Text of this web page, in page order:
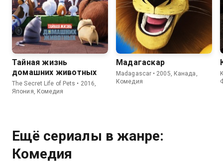
Тайная жизнь
домашних животных
The Secret Life of Pets • 2016,
Япония, Комедия
Мадагаскар
Madagascar • 2005, Канада,
Комедия
Ещё сериалы в жанре:
Комедия